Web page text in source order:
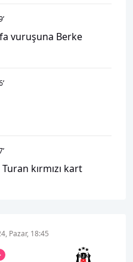
’
vuruşuna Berke
’
’
kırmızı kart
Pazar, 18:45